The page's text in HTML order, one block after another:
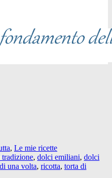
, Le mie ricette
, dolci emiliani, dolci
una volta, ricotta, torta di